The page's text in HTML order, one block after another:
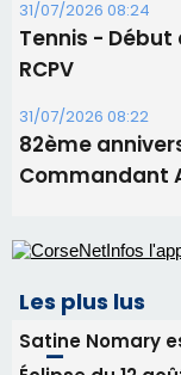
Les plus lus
Satine Nomary
d'un spectacle
Bastia – Le
avant le
consommation
face à une
vin